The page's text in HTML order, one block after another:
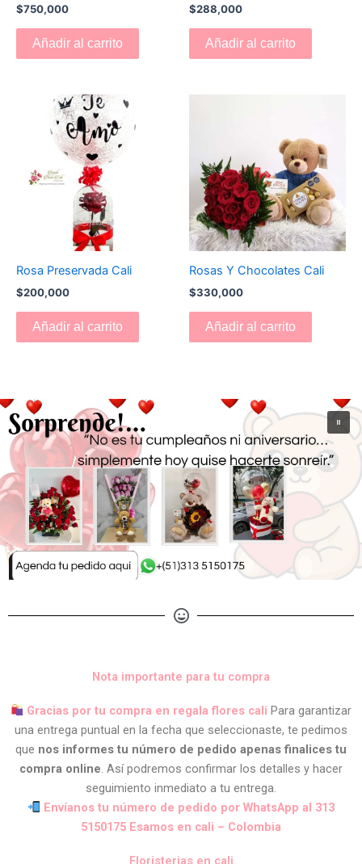
$750,000
Añadir al carrito
$288,000
Añadir al carrito
Rosa Preservada Cali
$200,000
Añadir al carrito
Rosas Y Chocolates Cali
$330,000
Añadir al carrito
Nota importante para tu compra
Gracias por tu compra en regala flores caliPara garantizar
una entrega puntual en la fecha que seleccionaste, te pedimos
que nos informes tu número de pedido apenas finalices tu
compra online. Así podremos confirmar los detalles y hacer
seguimiento inmediato a tu entrega.
Envíanos tu número de pedido por WhatsApp al 313
5150175 Esamos en cali – Colombia
Floristerias en cali